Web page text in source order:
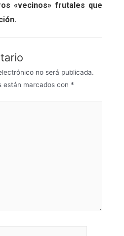
«vecinos» frutales que
no será publicada.
están marcados con *